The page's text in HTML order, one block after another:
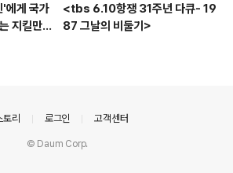
에게 국가
지킬만
<tbs 6.10항쟁 31주년 다큐- 19
87 그날의 비둘기>
토리 로그인 고객센터
© Daum Corp.